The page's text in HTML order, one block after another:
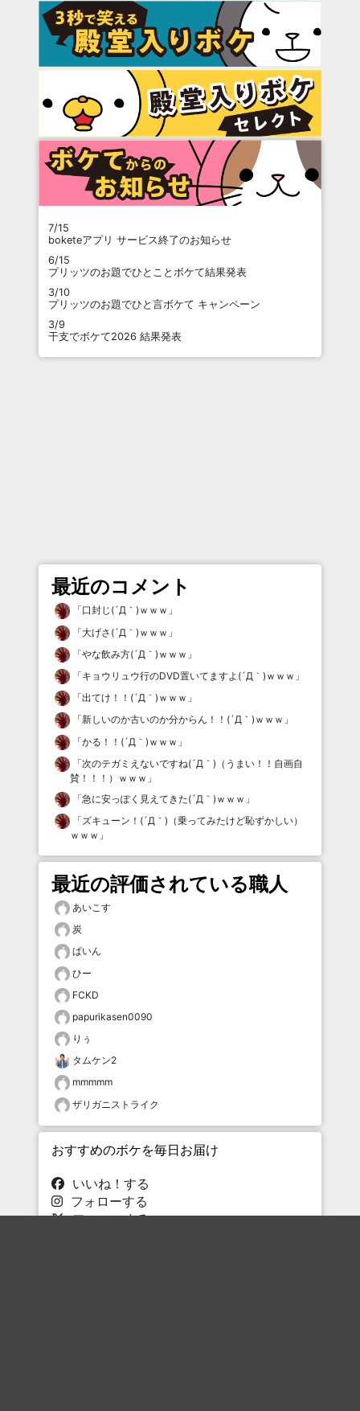
7/15
boketeアプリ サービス終了のお知らせ
6/15
プリッツのお題でひとことボケて結果発表
3/10
プリッツのお題でひと言ボケて キャンペーン
3/9
干支でボケて2026 結果発表
最近のコメント
「口封じ(´Д｀)ｗｗｗ 」
「大げさ(´Д｀)ｗｗｗ 」
「やな飲み方(´Д｀)ｗｗｗ 」
「キョウリュウ行のDVD置いてますよ(´Д｀)ｗｗｗ 」
「出てけ！！(´Д｀)ｗｗｗ 」
「新しいのか古いのか分からん！！(´Д｀)ｗｗｗ 」
「かる！！(´Д｀)ｗｗｗ 」
「次のテガミえないですね(´Д｀)（うまい！！自画自
賛！！！）ｗｗｗ 」
「急に安っぽく見えてきた(´Д｀)ｗｗｗ 」
「 ズキューン！(´Д｀)（乗ってみたけど恥ずかしい）
ｗｗｗ 」
最近の評価されている職人
あいこす
炭
ぱいん
ひー
FCKD
papurikasen0090
りぅ
タムケン2
mmmmm
ザリガニストライク
おすすめのボケを毎日お届け
いいね！する
フォローする
フォローする